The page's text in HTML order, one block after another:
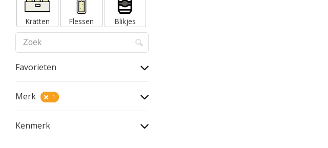
Kratten Flessen Blikjes
Favorieten
Merk 1
Kenmerk